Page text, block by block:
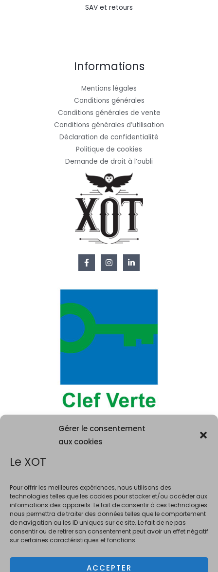
Gérer le consentement
aux cookies
Le XOT
Pour offrir les meilleures expériences, nous utilisons des
technologies telles que les cookies pour stocker et/ou accéder aux
informations des appareils. Le fait de consentir à ces technologies
nous permettra de traiter des données telles que le comportement
de navigation ou les ID uniques sur ce site. Le fait de ne pas
consentir ou de retirer son consentement peut avoir un effet négatif
sur certaines caractéristiques et fonctions.
ACCEPTER
SAV et retours
Informations
Mentions légales
Conditions générales
Conditions générales de vente
Conditions générales d’utilisation
Déclaration de confidentialité
Politique de cookies
Demande de droit à l’oubli
La consommation d'alcool est vivement déconseillée aux femme
enceintes. La vente d'alcool est interdite au mineurs de moins de 18 ans.
En accédant à ce site et à nos offres, vous déclarez avoir 18 ans révolus.